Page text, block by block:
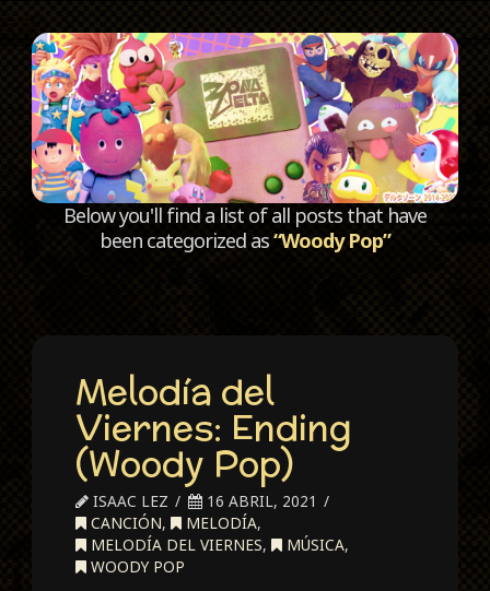
Below you'll find a list of all posts that have
been categorized as“Woody Pop”
Melodía del
Viernes: Ending
(Woody Pop)
ISAAC LEZ
16 ABRIL, 2021
CANCIÓN, MELODÍA,
MELODÍA DEL VIERNES, MÚSICA,
WOODY POP